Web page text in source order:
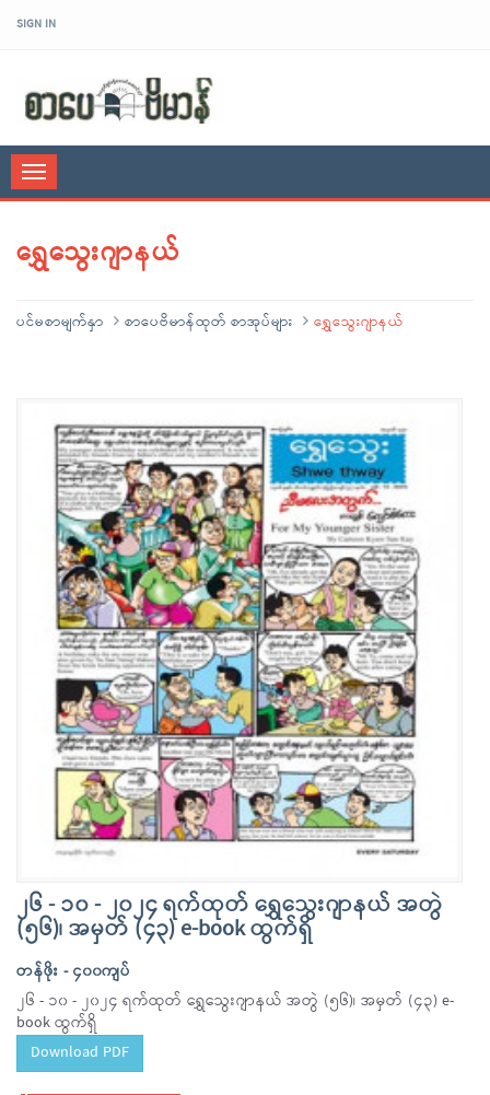
SIGN IN
Toggle
navigation
ရွှေသွေးဂျာနယ်
ပင်မစာမျက်နှာ စာပေဗိမာန်ထုတ် စာအုပ်များ ရွှေသွေးဂျာနယ်
၂၆ - ၁၀ - ၂၀၂၄ ရက်ထုတ် ရွှေသွေးဂျာနယ် အတွဲ
(၅၆)၊ အမှတ် (၄၃) e-book ထွက်ရှိ
တန်ဖိုး - ၄၀၀ကျပ်
၂၆ - ၁၀ - ၂၀၂၄ ရက်ထုတ် ရွှေသွေးဂျာနယ် အတွဲ (၅၆)၊ အမှတ် (၄၃) e-
book ထွက်ရှိ
Download PDF